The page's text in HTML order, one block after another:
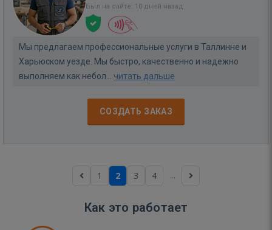
Был на сайте: 10 дней назад
Мы предлагаем профессиональные услуги в Таллинне и
Харьюском уезде. Мы быстро, качественно и надежно
выполняем как небол... читать дальше
СОЗДАТЬ ЗАКАЗ
1 2 3 4 ...
Как это работает